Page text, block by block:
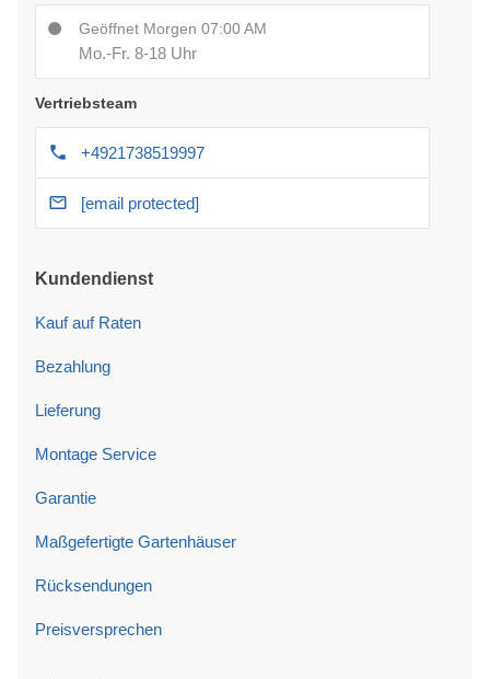
Geöffnet Morgen 07:00 AM
Mo.-Fr. 8-18 Uhr
Vertriebsteam
+4921738519997
[email protected]
Kundendienst
Kauf auf Raten
Bezahlung
Lieferung
Montage Service
Garantie
Maßgefertigte Gartenhäuser
Rücksendungen
Preisversprechen